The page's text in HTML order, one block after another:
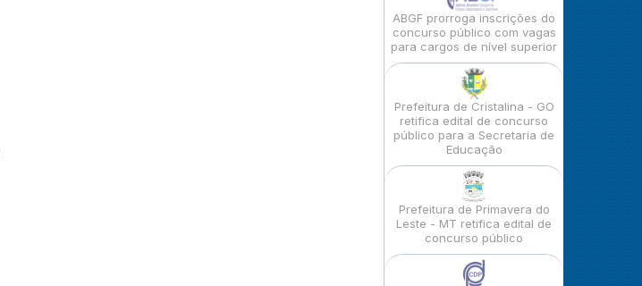
ABGF prorroga inscrições do
concurso público com vagas
para cargos de nível superior
Prefeitura de Cristalina - GO
retifica edital de concurso
público para a Secretaria de
Educação
Prefeitura de Primavera do
Leste - MT retifica edital de
concurso público